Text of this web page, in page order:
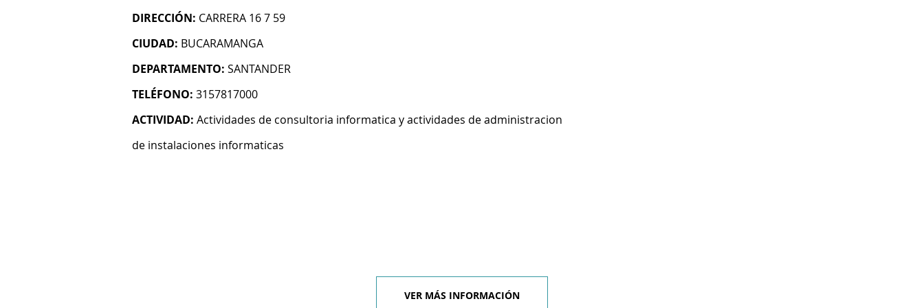
DIRECCIÓN: CARRERA 16 7 59
CIUDAD: BUCARAMANGA
DEPARTAMENTO: SANTANDER
TELÉFONO: 3157817000
ACTIVIDAD: Actividades de consultoria informatica y actividades de administracion
de instalaciones informaticas
VER MÁS INFORMACIÓN